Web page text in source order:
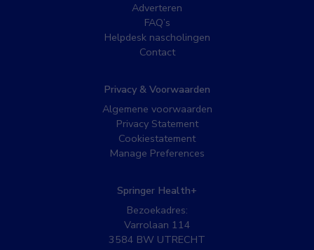
Adverteren
FAQ’s
Helpdesk nascholingen
Contact
Privacy & Voorwaarden
Algemene voorwaarden
Privacy Statement
Cookiestatement
Manage Preferences
Springer Health+
Bezoekadres:
Varrolaan 114
3584 BW UTRECHT